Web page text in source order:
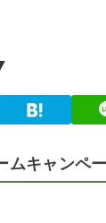
ムキャンペ